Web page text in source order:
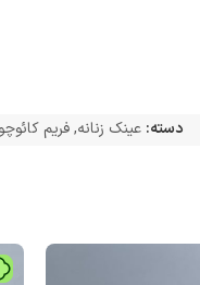
دسته: عینک زنانه, فریم